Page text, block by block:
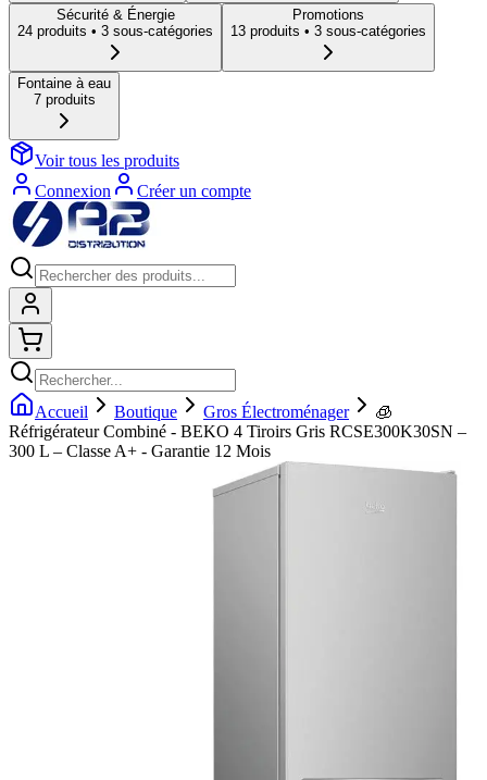
Sécurité & Énergie
24 produits • 3 sous-catégories
Promotions
13 produits • 3 sous-catégories
Fontaine à eau
7produits
Voir tous les produits
Connexion
Créer un compte
Accueil Boutique Gros Électroménager
🧊
Réfrigérateur Combiné - BEKO 4 Tiroirs Gris RCSE300K30SN –
300 L – Classe A+ - Garantie 12 Mois